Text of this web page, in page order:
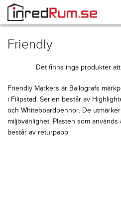
Friendly
Det finns inga produkter
Friendly Markers är Ballografs
i Filipstad. Serien består av
och Whiteboardpennor. De
miljövänlighet. Plasten som
består av returpapp.